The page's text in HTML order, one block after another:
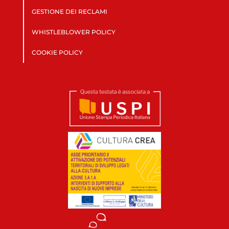
GESTIONE DEI RECLAMI
WHISTLEBLOWER POLICY
COOKIE POLICY